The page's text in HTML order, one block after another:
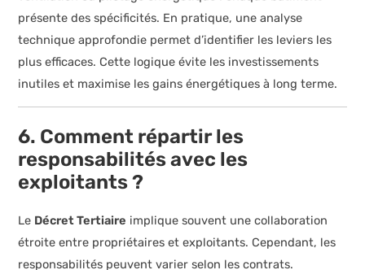
présente des spécificités. En pratique, une analyse
technique approfondie permet d’identifier les leviers les
plus efficaces. Cette logique évite les investissements
inutiles et maximise les gains énergétiques à long terme.
6. Comment répartir les
responsabilités avec les
exploitants ?
Le Décret Tertiaire implique souvent une collaboration
étroite entre propriétaires et exploitants. Cependant, les
responsabilités peuvent varier selon les contrats.